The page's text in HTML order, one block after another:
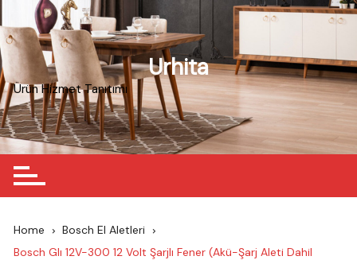
to
content
Urhita
Ürün Hizmet Tanıtımı
Home
Bosch El Aletleri
Bosch Glı 12V-300 12 Volt Şarjlı Fener (Akü-Şarj Aleti Dahil